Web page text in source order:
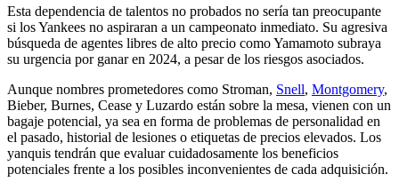
Esta dependencia de talentos no probados no sería tan preocupante
si los Yankees no aspiraran a un campeonato inmediato. Su agresiva
búsqueda de agentes libres de alto precio como Yamamoto subraya
su urgencia por ganar en 2024, a pesar de los riesgos asociados.
Aunque nombres prometedores como Stroman, Snell, Montgomery,
Bieber, Burnes, Cease y Luzardo están sobre la mesa, vienen con un
bagaje potencial, ya sea en forma de problemas de personalidad en
el pasado, historial de lesiones o etiquetas de precios elevados. Los
yanquis tendrán que evaluar cuidadosamente los beneficios
potenciales frente a los posibles inconvenientes de cada adquisición.